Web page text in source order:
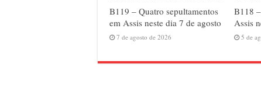
B119 – Quatro sepultamentos
em Assis neste dia 7 de agosto
7 de agosto de 2026
B118
Assis
5 de